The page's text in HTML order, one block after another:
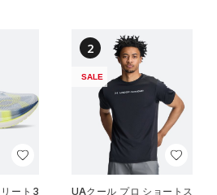
ート3
2
SALE
UAクール プロ ショートス